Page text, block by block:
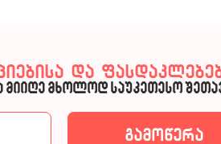
და
მხოლოდ საუკეთესო